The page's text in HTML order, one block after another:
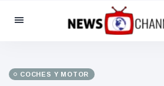
Categorías
Social y Diversión
COCHES Y MOTOR